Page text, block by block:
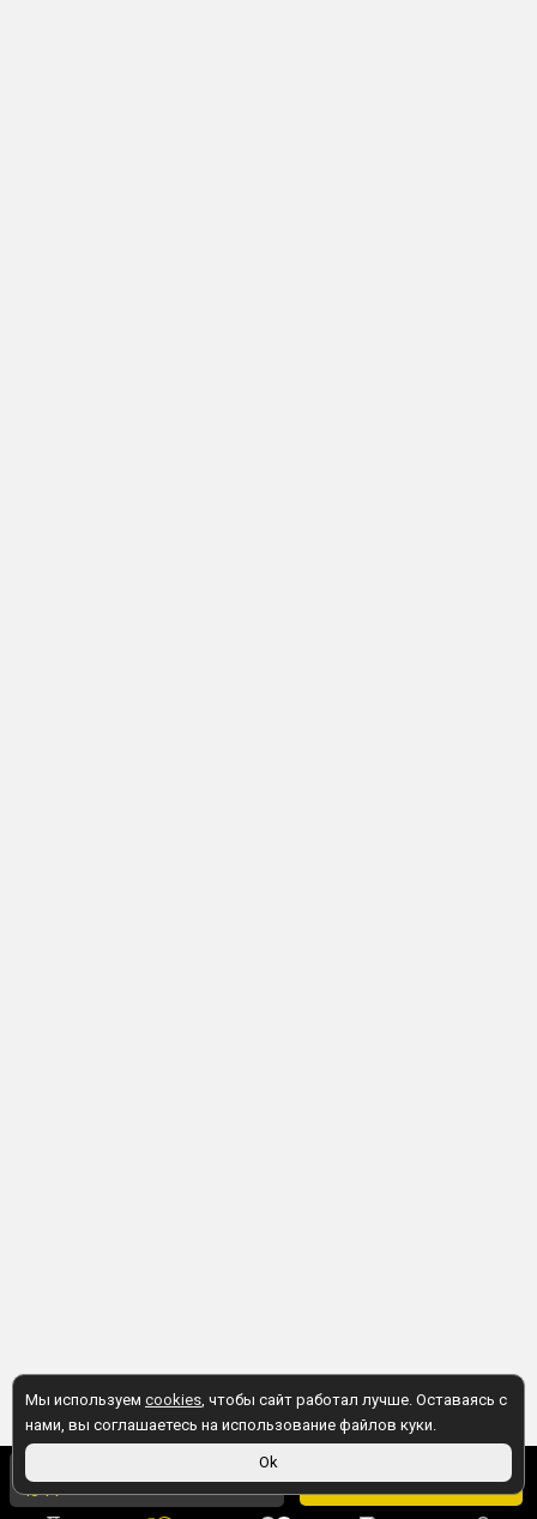
484 ₽ В корзину
Мы используем cookies, чтобы сайт работал лучше. Оставаясь с
нами, вы соглашаетесь на использование файлов куки.
Ok